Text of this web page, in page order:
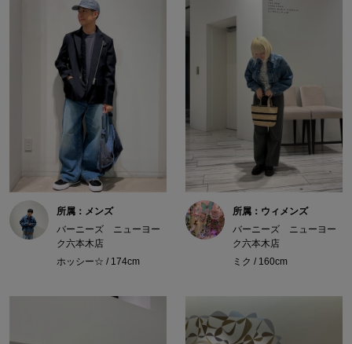
所属：メンズ
バーニーズ ニューヨー
ク六本木店
ホッシー☆ / 174cm
所属：ウィメンズ
バーニーズ ニューヨー
ク六本木店
ミク / 160cm